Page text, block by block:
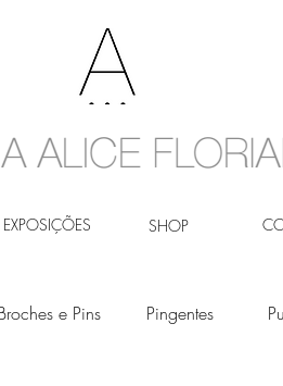
EXPOSIÇÕES SHOP
e Pins Pingentes